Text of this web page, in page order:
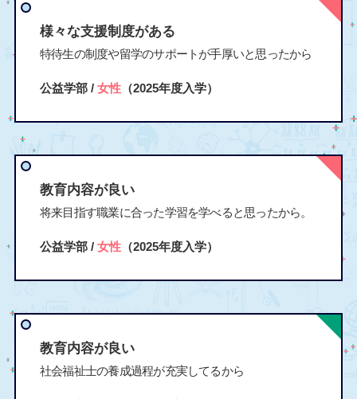
様々な支援制度がある
特待生の制度や留学のサポートが手厚いと思ったから
公益学部 / 女性（2025年度入学）
教育内容が良い
将来目指す職業に合った学習を学べると思ったから。
公益学部 / 女性（2025年度入学）
教育内容が良い
社会福祉士の養成過程が充実してるから